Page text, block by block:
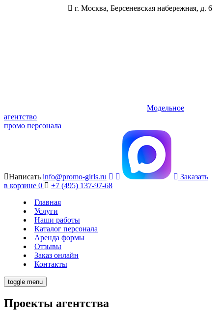
г. Москва, Берсеневская набережная, д. 6
Модельное
агентство
промо персонала
Написать info@promo-girls.ru
Заказать
в корзине 0
+7 (495) 137-97-68
Главная
Услуги
Наши работы
Каталог персонала
Аренда формы
Отзывы
Заказ онлайн
Контакты
toggle menu
Проекты агентства